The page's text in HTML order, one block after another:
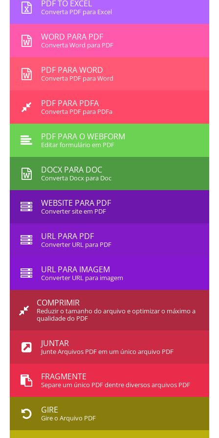
PDF TO EXCEL
Converta PDF para Excel
WORD PARA PDF
Converta Word para PDF
PDF PARA WORD
Converta PDF para Word
PDF PARA PDFA
Converta PDF para PDFa
PDF PARA O WEBFORM
Editar formulário em PDF
DOCX PARA DOC
Converta Docx para Doc
WEBSITE PARA PDF
Converter site em PDF
URL PARA PDF
Converter URL para PDF
URL PARA IMAGEM
Converter URL para imagem
COMPRIMIR
Reduzir o tamanho do arquivo e optimizar o máximo a
qualidade do PDF
JUNTAR
Junte Arquivos PDF em um único arquivo PDF
FRAGMENTE
Separe um único PDF dentre diversos arquivos PDF
GIRE
Gire o Arquivo PDF